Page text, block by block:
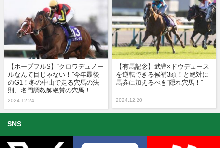
【ホープフルS】“クロワデュノー
ルなんて目じゃない！”今年最後
のG1！冬の中山で走る穴馬の法
則、名門調教師絶賛の穴馬！
2024.12.24
【有馬記念】武豊×ドウデュース
を逆転できる候補3頭！と絶対に
馬券に加えるべき“隠れ穴馬！”
2024.12.20
SNS